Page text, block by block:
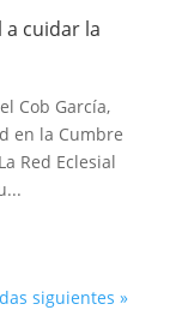
a cuidar la
Cob García,
en la Cumbre
Red Eclesial
siguientes »